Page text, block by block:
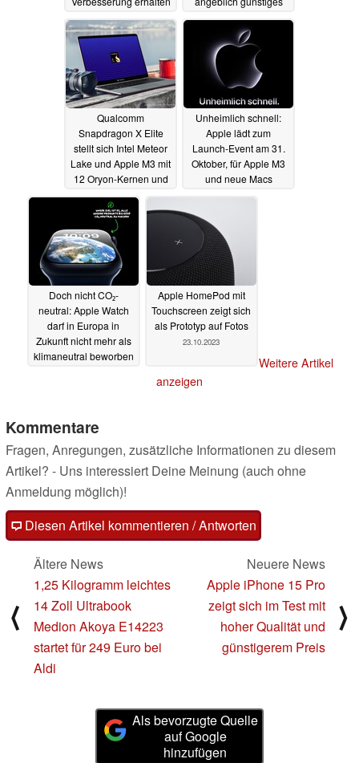
25.10.2023
MacBook für 2024
25.10.2023
Qualcomm
Snapdragon X Elite
stellt sich Intel Meteor
Lake und Apple M3 mit
12 Oryon-Kernen und
4,6 TFLOPs iGPU
24.10.2023
Unheimlich schnell:
Apple lädt zum
Launch-Event am 31.
Oktober, für Apple M3
und neue Macs
24.10.2023
Doch nicht CO₂-
neutral: Apple Watch
darf in Europa in
Zukunft nicht mehr als
klimaneutral beworben
Apple HomePod mit
Touchscreen zeigt sich
als Prototyp auf Fotos
23.10.2023
Weitere Artikel
anzeigen
Kommentare
Fragen, Anregungen, zusätzliche Informationen zu diesem
Artikel? - Uns interessiert Deine Meinung (auch ohne
Anmeldung möglich)!
Diesen Artikel kommentieren / Antworten
⟨
Ältere News
1,25 Kilogramm leichtes
14 Zoll Ultrabook
Medion Akoya E14223
startet für 249 Euro bei
Aldi
Neuere News
Apple iPhone 15 Pro
zeigt sich im Test mit
hoher Qualität und
günstigerem Preis
⟩
Als bevorzugte Quelle
auf Google
hinzufügen